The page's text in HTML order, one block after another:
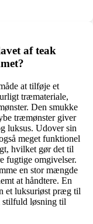
af teak
at tilføje et
træmateriale,
Den smukke
træmønster giver
luksus. Udover sin
meget funktionel
hvilket gør det til
fugtige omgivelser.
en stor mængde
at håndtere. En
et luksuriøst præg til
stilfuld løsning til